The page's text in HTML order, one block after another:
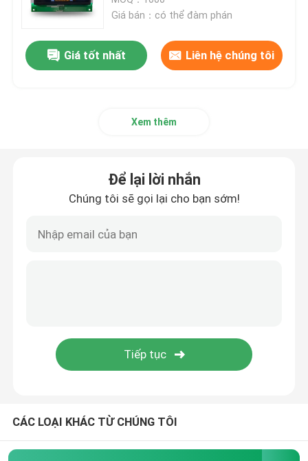
Màn hình LCD độ sáng cao
Ánh sáng mặt trời có thể đọc được TFT
Giá bán：có thể đàm phán
Giá tốt nhất Liên hệ chúng tôi
Xem thêm
Để lại lời nhắn
Chúng tôi sẽ gọi lại cho bạn sớm!
CÁC LOẠI KHÁC TỪ CHÚNG TÔI